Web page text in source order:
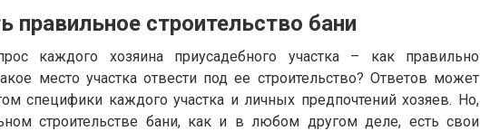
правильное строительство бани
каждого хозяина приусадебного участка – как правильно
место участка отвести под ее строительство? Ответов может
специфики каждого участка и личных предпочтений хозяев. Но,
строительстве бани, как и в любом другом деле, есть свои